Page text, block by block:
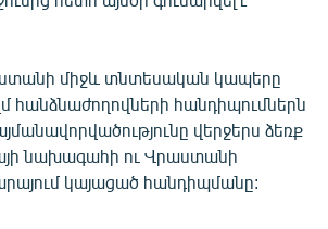
կայքերը
միջև տնտեսական կապերը
հանձնաժողովների հանդիպումներն
վերջերս ձեռք
նախագահի ու Վրաստանի
կայացած հանդիպմանը: